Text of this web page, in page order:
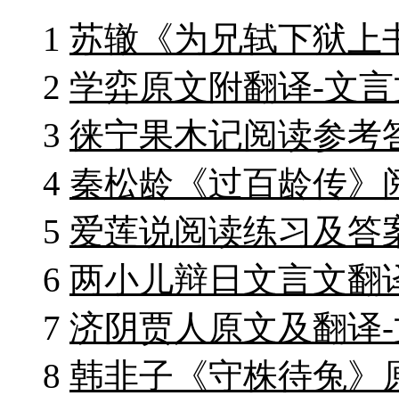
1 苏辙《为兄轼下狱上
2 学弈原文附翻译-文
3 徕宁果木记阅读参考
4 秦松龄《过百龄传》
5 爱莲说阅读练习及答
6 两小儿辩日文言文翻
7 济阴贾人原文及翻译
8 韩非子《守株待兔》